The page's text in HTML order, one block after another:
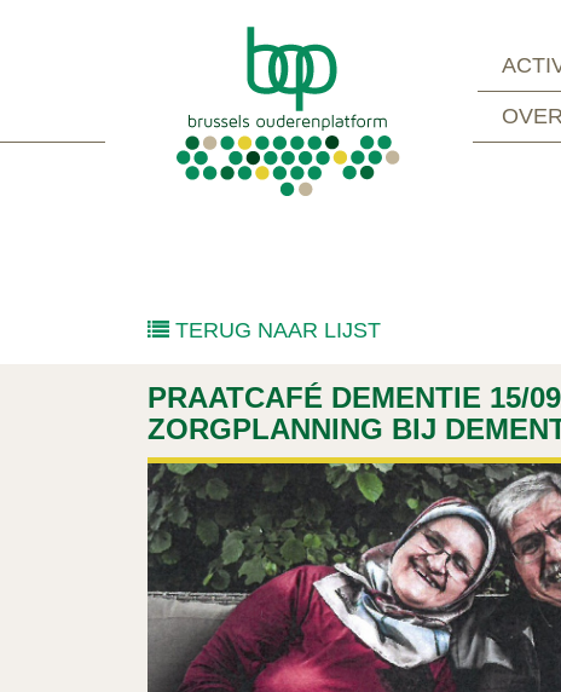
TERUG NAAR LIJST
PRAATCAFÉ DEMENTIE 15/
ZORGPLANNING BIJ